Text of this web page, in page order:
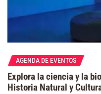
AGENDA DE EVENTOS
Explora la ciencia y la
Historia Natural y